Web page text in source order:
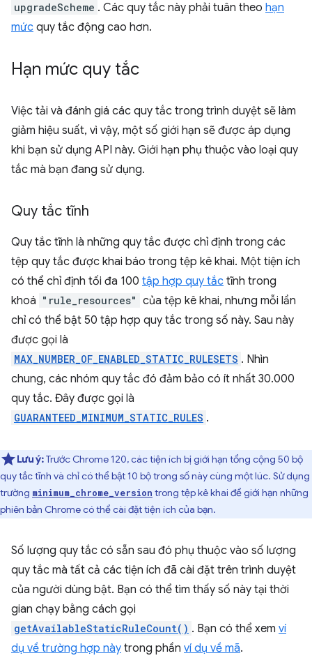
upgradeScheme . Các quy tắc này phải tuân theo hạn
mức quy tắc động cao hơn.
Hạn mức quy tắc
Việc tải và đánh giá các quy tắc trong trình duyệt sẽ làm
giảm hiệu suất, vì vậy, một số giới hạn sẽ được áp dụng
khi bạn sử dụng API này. Giới hạn phụ thuộc vào loại quy
tắc mà bạn đang sử dụng.
Quy tắc tĩnh
Quy tắc tĩnh là những quy tắc được chỉ định trong các
tệp quy tắc được khai báo trong tệp kê khai. Một tiện ích
có thể chỉ định tối đa 100 tập hợp quy tắc tĩnh trong
khoá "rule_resources" của tệp kê khai, nhưng mỗi lần
chỉ có thể bật 50 tập hợp quy tắc trong số này. Sau này
được gọi là
MAX_NUMBER_OF_ENABLED_STATIC_RULESETS . Nhìn
chung, các nhóm quy tắc đó đảm bảo có ít nhất 30.000
quy tắc. Đây được gọi là
GUARANTEED_MINIMUM_STATIC_RULES .
Lưu ý:Trước Chrome 120, các tiện ích bị giới hạn tổng cộng 50 bộ
quy tắc tĩnh và chỉ có thể bật 10 bộ trong số này cùng một lúc. Sử dụng
trường minimum_chrome_version trong tệp kê khai để giới hạn những
phiên bản Chrome có thể cài đặt tiện ích của bạn.
Số lượng quy tắc có sẵn sau đó phụ thuộc vào số lượng
quy tắc mà tất cả các tiện ích đã cài đặt trên trình duyệt
của người dùng bật. Bạn có thể tìm thấy số này tại thời
gian chạy bằng cách gọi
getAvailableStaticRuleCount() . Bạn có thể xem ví
dụ về trường hợp này trong phần ví dụ về mã.